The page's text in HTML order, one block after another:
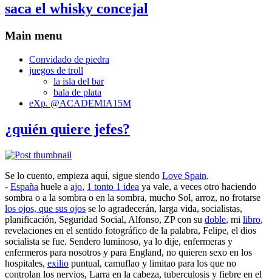
saca el whisky concejal
Main menu
Convidado de piedra
juegos de troll
la isla del bar
bala de plata
eXp. @ACADEMIA15M
¿quién quiere jefes?
Se lo cuento, empieza aquí, sigue siendo Love Spain.
- España huele a ajo, 1 tonto 1 idea ya vale, a veces otro haciendo
sombra o a la sombra o en la sombra, mucho Sol, arroz, no frotarse
los ojos, que sus ojos se lo agradecerán, larga vida, socialistas,
planificación, Seguridad Social, Alfonso, ZP con su doble, mi libro,
revelaciones en el sentido fotográfico de la palabra, Felipe, el dios
socialista se fue. Sendero luminoso, ya lo dije, enfermeras y
enfermeros para nosotros y para England, no quieren sexo en los
hospitales, exilio puntual, camuflao y limitao para los que no
controlan los nervios, Larra en la cabeza, tuberculosis y fiebre en el